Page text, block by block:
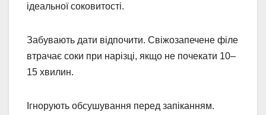
ідеальної соковитості.
Забувають дати відпочити. Свіжозапечене філе
втрачає соки при нарізці, якщо не почекати 10–
15 хвилин.
Ігнорують обсушування перед запіканням.